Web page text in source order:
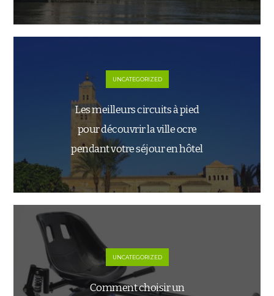
UNCATEGORIZED
Les meilleurs circuits à pied
pour découvrir la ville ocre
pendant votre séjour en hôtel
UNCATEGORIZED
Comment choisir un